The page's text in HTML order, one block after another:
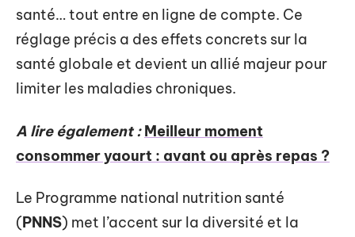
santé… tout entre en ligne de compte. Ce
réglage précis a des effets concrets sur la
santé globale et devient un allié majeur pour
limiter les maladies chroniques.
A lire également : Meilleur moment
consommer yaourt : avant ou après repas ?
Le Programme national nutrition santé
(PNNS) met l’accent sur la diversité et la